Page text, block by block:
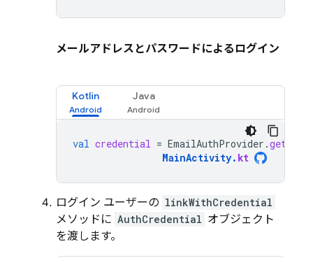
メールアドレスとパスワードによるログイン
Kotlin Java
val credential = EmailAuthProvider .
MainActivity. kt
ログイン ユーザーの linkWithCredential
メソッドに AuthCredential オブジェクト
を渡します。